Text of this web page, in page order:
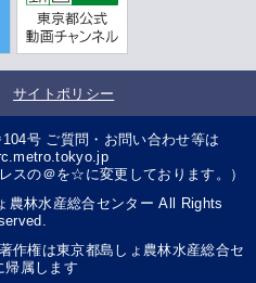
サイトポリシー
号 ご質問・お問い合わせ等は
スの＠を☆に変更しております。）
農林水産総合センター All Rights
作権は東京都島しょ農林水産総合セ
帰属します